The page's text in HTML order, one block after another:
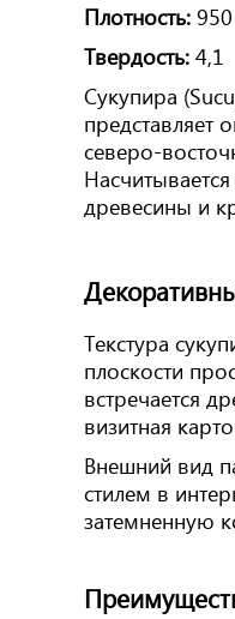
Плотность:
Твердость: 4,1
Сукупира
представляет
северо-
древесины и
Текстура
плоскости
встречается
визитная
Внешний вид
стилем в
затемненную